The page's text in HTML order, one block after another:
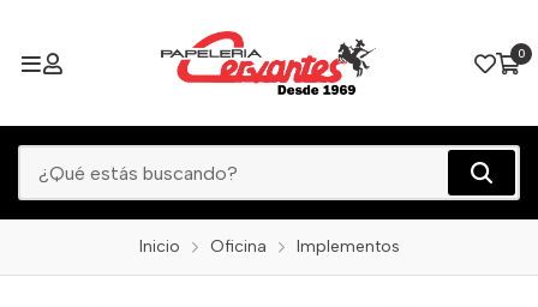
0
Inicio Oficina Implementos